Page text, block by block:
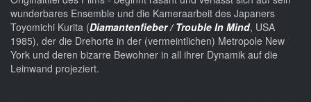
wunderbares Ensemble und die Kameraarbeit des Japaners
Toyomichi Kurita (Diamantenfieber / Trouble In Mind, USA
1985), der die Drehorte in der (vermeintlichen) Metropole New
York und deren bizarre Bewohner in all ihrer Dynamik auf die
Leinwand projeziert.